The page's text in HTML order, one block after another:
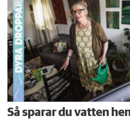
Så sparar du vatten